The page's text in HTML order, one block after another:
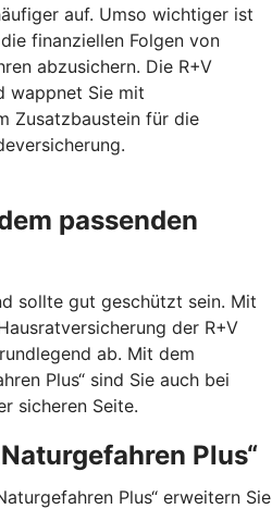
auf. Umso wichtiger ist
finanziellen Folgen von
abzusichern. Die R+V
wappnet Sie mit
Zusatzbaustein für die
passenden
sollte gut geschützt sein. Mit
der R+V
ab. Mit dem
Plus“ sind Sie auch bei
sicheren Seite.
Plus“
Plus“ erweitern Sie